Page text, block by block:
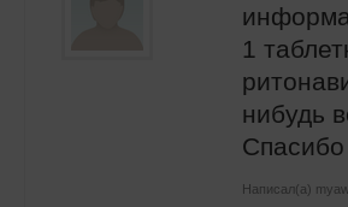
1
нибудь
Написал(а)